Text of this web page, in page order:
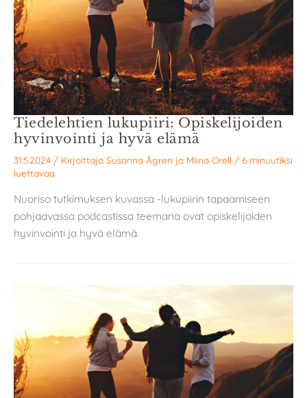
Tiedelehtien lukupiiri: Opiskelijoiden
hyvinvointi ja hyvä elämä
31.5.2024 / Kirjoittaja Susanna Ågren ja Miina Orell / 6 minuutiksi
luettavaa
Nuoriso tutkimuksen kuvassa -lukupiirin tapaamiseen
pohjaavassa podcastissa teemana ovat opiskelijoiden
hyvinvointi ja hyvä elämä.